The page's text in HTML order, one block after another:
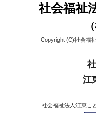
社会福祉
Copyright (C)社会福
江
社会福祉法人江東こ